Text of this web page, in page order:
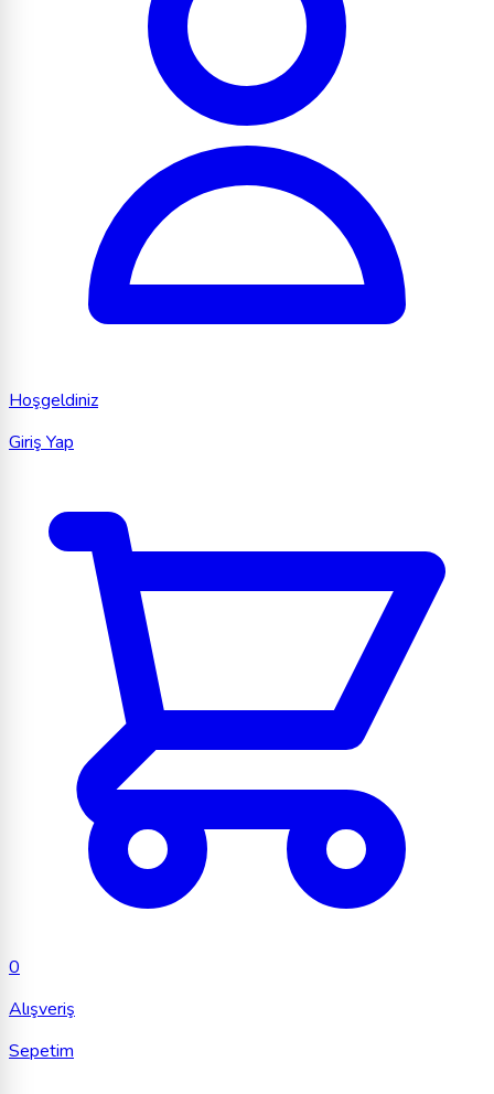
Hoşgeldiniz
Giriş Yap
0
Alışveriş
Sepetim